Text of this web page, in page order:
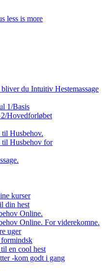
du Intuitiv Hestemassage
1/Basis
Hovedforløbet
til Husbehov.
til Husbehov for
kurser
din hest
Online.
Online. For viderekomne.
uger
en cool hest
-kom godt i gang